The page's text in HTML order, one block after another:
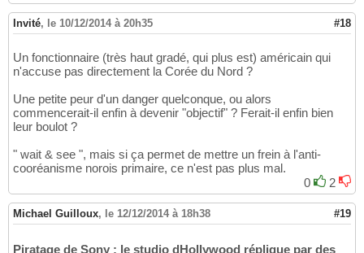
Invité, le 10/12/2014 à 20h35 #18
Un fonctionnaire (très haut gradé, qui plus est) américain qui
n'accuse pas directement la Corée du Nord ?
Une petite peur d'un danger quelconque, ou alors
commencerait-il enfin à devenir "objectif" ? Ferait-il enfin bien
leur boulot ?
" wait & see ", mais si ça permet de mettre un frein à l'anti-
cooréanisme norois primaire, ce n'est pas plus mal.
0
2
Michael Guilloux, le 12/12/2014 à 18h38 #19
Piratage de Sony : le studio dHollywood réplique par des